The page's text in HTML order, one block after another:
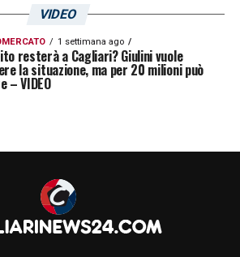
VIDEO
1 settimana ago
resterà a Cagliari? Giulini vuole
la situazione, ma per 20 milioni può
– VIDEO